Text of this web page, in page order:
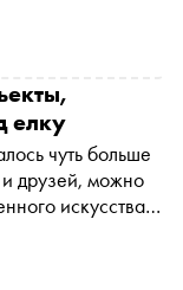
— и стала
сохранить
в
(или вопреки)
елку
чуть больше
и друзей, можно
искусства.